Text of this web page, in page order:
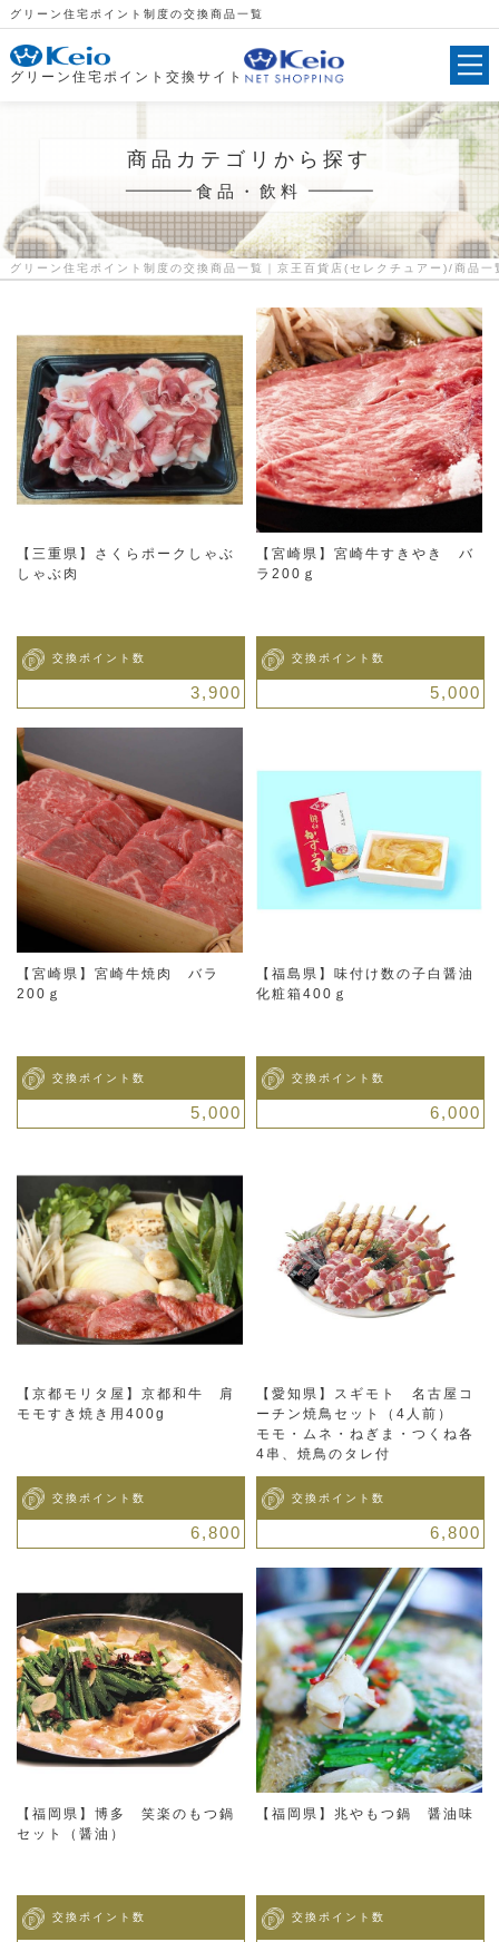
グリーン住宅ポイント制度の交換商品一覧
グリーン住宅ポイント交換サイト
商品カテゴリから探す
食品・飲料
グリーン住宅ポイント制度の交換商品一覧｜京王百貨店(セレクチュアー) 商品一
【三重県】さくらポークしゃぶ
しゃぶ肉
交換ポイント数
3,900
【宮崎県】宮崎牛すきやき バ
ラ200ｇ
交換ポイント数
5,000
【宮崎県】宮崎牛焼肉 バラ
200ｇ
交換ポイント数
5,000
【福島県】味付け数の子白醤油
化粧箱400ｇ
交換ポイント数
6,000
【京都モリタ屋】京都和牛 肩
モモすき焼き用400g
交換ポイント数
6,800
【愛知県】スギモト 名古屋コ
ーチン焼鳥セット（4人前）
モモ・ムネ・ねぎま・つくね各
4串、焼鳥のタレ付
交換ポイント数
6,800
【福岡県】博多 笑楽のもつ鍋
セット（醤油）
交換ポイント数
【福岡県】兆やもつ鍋 醤油味
交換ポイント数